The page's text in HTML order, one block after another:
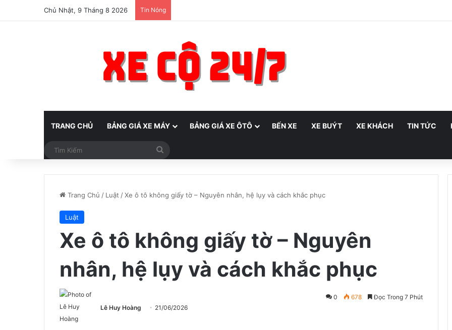
Chủ Nhật, 9 Tháng 8 2026 Tin Nóng
TRANG CHỦ BẢNG GIÁ XE MÁY BẢNG GIÁ XE ÔTÔ BẾN XE XE BUÝT XE KHÁCH TIN TỨC
Trang Chủ / Luật /Xe ô tô không giấy tờ – Nguyên nhân, hệ lụy và cách khắc phục
Luật
Xe ô tô không giấy tờ – Nguyên
nhân, hệ lụy và cách khắc phục
Lê Huy Hoàng 21/06/2026
0 678 Đọc Trong 7 Phút